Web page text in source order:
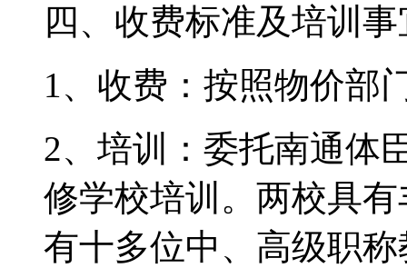
四、收费标准及培训事
1、收费：按照物价部
2、培训：委托南通体
修学校培训。两校具
有十多位中、高级职